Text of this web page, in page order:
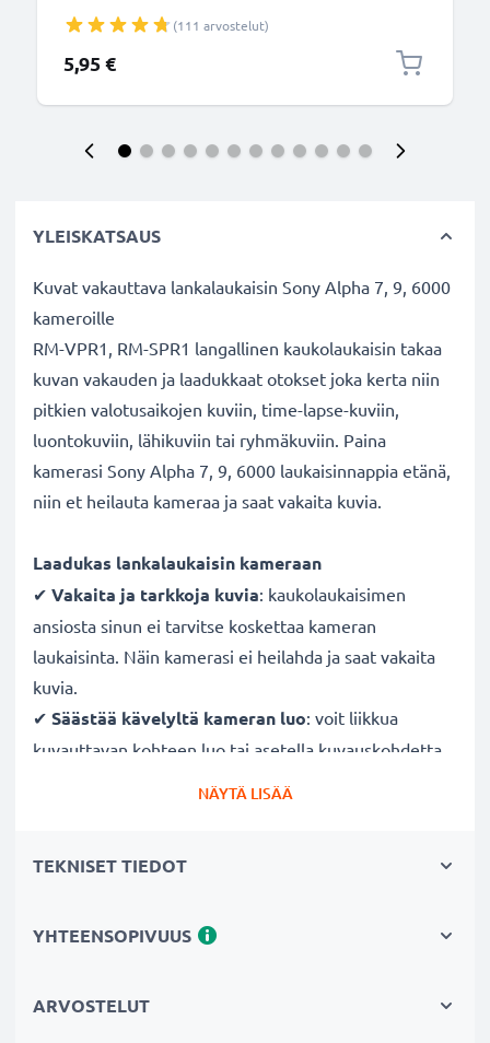
nopea 1A, PVC-kamerajohto Sony VMC-MD4,
tuotemerkiltä CELLONIC
(111 arvostelut)
5,95 €
YLEISKATSAUS
Kuvat vakauttava lankalaukaisin Sony Alpha 7, 9, 6000
kameroille
RM-VPR1, RM-SPR1 langallinen kaukolaukaisin takaa
kuvan vakauden ja laadukkaat otokset joka kerta niin
pitkien valotusaikojen kuviin, time-lapse-kuviin,
luontokuviin, lähikuviin tai ryhmäkuviin. Paina
kamerasi Sony Alpha 7, 9, 6000 laukaisinnappia etänä,
niin et heilauta kameraa ja saat vakaita kuvia.
Laadukas lankalaukaisin kameraan
✔ Vakaita ja tarkkoja kuvia: kaukolaukaisimen
ansiosta sinun ei tarvitse koskettaa kameran
laukaisinta. Näin kamerasi ei heilahda ja saat vakaita
kuvia.
✔ Säästää kävelyltä kameran luo: voit liikkua
kuvauttavan kohteen luo tai asetella kuvauskohdetta
✔Laukaise kamera huomaamattomasti
objektiivin edessä – ihanteellinen eläin- ja
✔Ole osa valokuvaa
NÄYTÄ LISÄÄ
TEKNISET TIEDOT
YHTEENSOPIVUUS
ARVOSTELUT